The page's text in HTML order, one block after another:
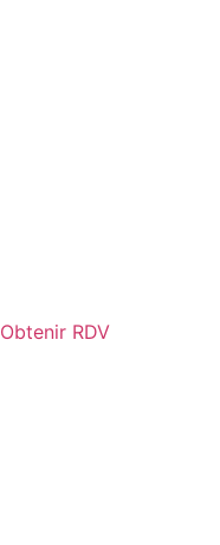
Obtenir RDV